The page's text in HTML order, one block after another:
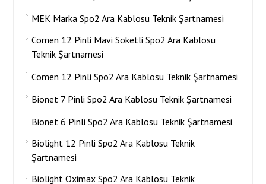
MEK Marka Spo2 Ara Kablosu Teknik Şartnamesi
Comen 12 Pinli Mavi Soketli Spo2 Ara Kablosu
Teknik Şartnamesi
Comen 12 Pinli Spo2 Ara Kablosu Teknik Şartnamesi
Bionet 7 Pinli Spo2 Ara Kablosu Teknik Şartnamesi
Bionet 6 Pinli Spo2 Ara Kablosu Teknik Şartnamesi
Biolight 12 Pinli Spo2 Ara Kablosu Teknik
Şartnamesi
Biolight Oximax Spo2 Ara Kablosu Teknik